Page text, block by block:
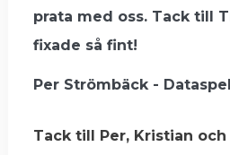
prata med oss. Tack till
fixade så fint!
Per Strömbäck -
Tack till Per, Kristian